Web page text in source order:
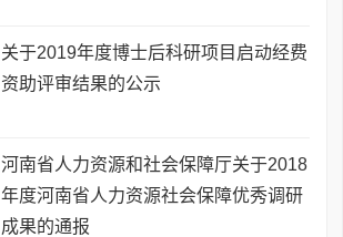
关于2019年度博士后科研项目启动经费
资助评审结果的公示
河南省人力资源和社会保障厅关于2018
年度河南省人力资源社会保障优秀调研
成果的通报